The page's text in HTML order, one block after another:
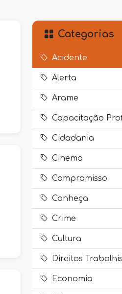
Categorias
Acidente
Alerta
Arame
Capacitação
Cidadania
Cinema
Compromisso
Conheça
Crime
Cultura
Direitos
Economia